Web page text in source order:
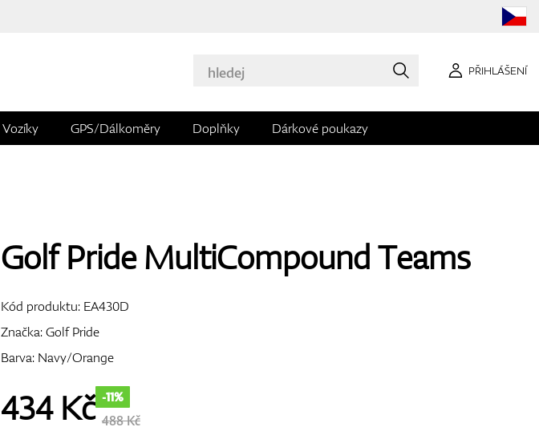
PŘIHLÁŠENÍ
Vozíky GPS/Dálkoměry Doplňky Dárkové poukazy
Golf Pride MultiCompound Teams
Kód produktu: EA430D
Značka:Golf Pride
Barva: Navy/Orange
434Kč -11%
488 Kč